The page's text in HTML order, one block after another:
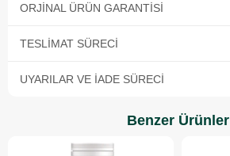
ORJINAL ÜRÜN GARANTISI
TESLIMAT SÜRECI
UYARILAR VE İADE SÜRECI
Benzer Ürünler